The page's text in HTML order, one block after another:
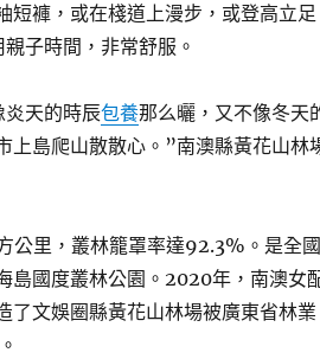
短褲，或在棧道上漫步，或登高立足
子時間，非常舒服。
天的時辰包養那么曬，又不像冬天
上島爬山散散心。”南澳縣黃花山林
公里，叢林籠罩率達92.3%。是全國
島國度叢林公園。2020年，南澳女
了文娛圈縣黃花山林場被廣東省林業